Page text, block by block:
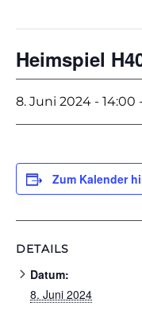
Heimspiel
8. Juni 2024 - 14:00
Zum Kalender
DETAILS
Datum:
8. Juni 2024